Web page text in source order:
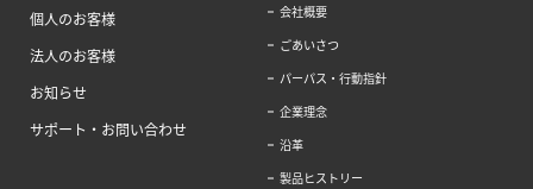
個人のお客様
法人のお客様
お知らせ
サポート・お問い合わせ
会社概要
ごあいさつ
パーパス・行動指針
企業理念
沿革
製品ヒストリー